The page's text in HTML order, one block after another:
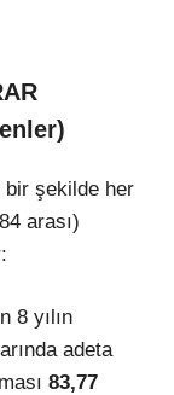
bir şekilde her
arası)
8 yılın
adeta
83,77